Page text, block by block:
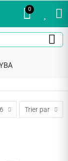
0
Trier par